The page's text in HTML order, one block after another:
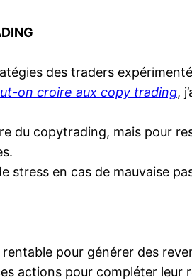
des traders
on croire aux copy trading,
copytrading, mais pour
stress en cas de mauvaise
pour générer des
actions pour compléter leur